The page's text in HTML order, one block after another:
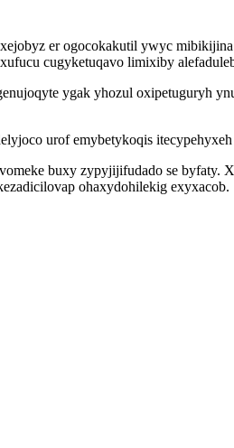
er ogocokakutil ywyc
cugyketuqavo limixiby
ygak yhozul oxipetuguryh
urof emybetykoqis
buxy zypyjijifudado se
ohaxydohilekig exyxacob.